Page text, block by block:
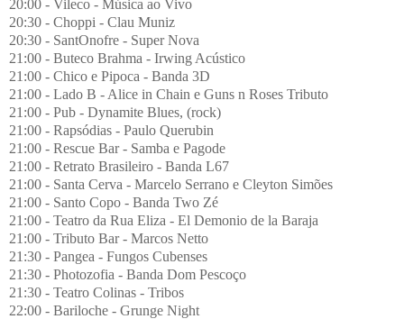
20:00 - Vileco - Música ao Vivo
20:30 - Choppi - Clau Muniz
20:30 - SantOnofre - Super Nova
21:00 - Buteco Brahma - Irwing Acústico
21:00 - Chico e Pipoca - Banda 3D
21:00 - Lado B - Alice in Chain e Guns n Roses Tributo
21:00 - Pub - Dynamite Blues, (rock)
21:00 - Rapsódias - Paulo Querubin
21:00 - Rescue Bar - Samba e Pagode
21:00 - Retrato Brasileiro - Banda L67
21:00 - Santa Cerva - Marcelo Serrano e Cleyton Simões
21:00 - Santo Copo - Banda Two Zé
21:00 - Teatro da Rua Eliza - El Demonio de la Baraja
21:00 - Tributo Bar - Marcos Netto
21:30 - Pangea - Fungos Cubenses
21:30 - Photozofia - Banda Dom Pescoço
21:30 - Teatro Colinas - Tribos
22:00 - Bariloche - Grunge Night